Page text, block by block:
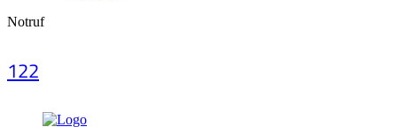
Notruf
122